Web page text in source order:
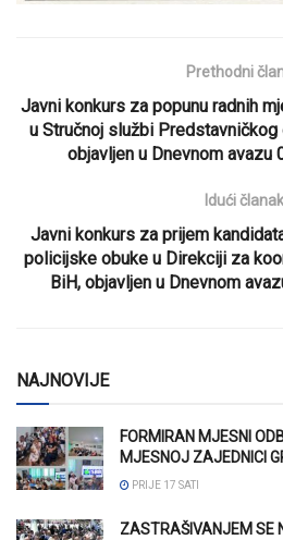
Prethodni
Javni konkurs za popunu radnih
u Stručnoj službi Predstavničkog
objavljen u Dnevnom avazu
Idući članak
Javni konkurs za prijem
policijske obuke u Direkciji za
BiH, objavljen u Dnevnom
NAJNOVIJE
FORMIRAN MJESNI
MJESNOJ ZAJEDNICI
PRIJE 17 SATI
ZASTRAŠIVANJEM SE